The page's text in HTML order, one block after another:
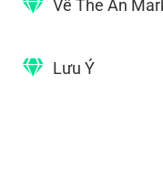
Về The An
Lưu Ý